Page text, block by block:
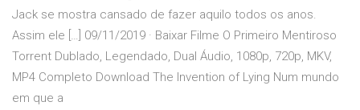
Jack se mostra cansado de fazer aquilo todos os anos.
Assim ele […] 09/11/2019 · Baixar Filme O Primeiro Mentiroso
Torrent Dublado, Legendado, Dual Áudio, 1080p, 720p, MKV,
MP4 Completo Download The Invention of Lying Num mundo
em que a